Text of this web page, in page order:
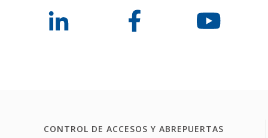
CONTROL DE ACCESOS Y ABREPUERTAS